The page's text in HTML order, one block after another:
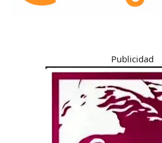
Publicidad